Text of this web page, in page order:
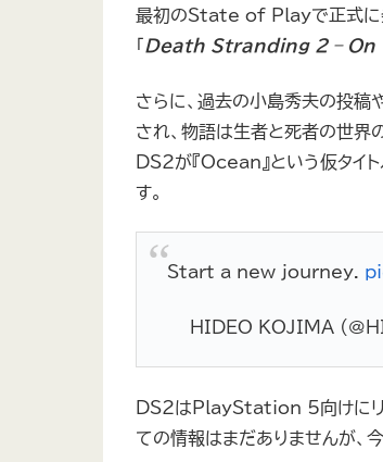
最初のState of Playで正式に発
「 Death Stranding 2 – On
さらに、過去の小島秀夫の投稿
され、物語は生者と死者の世界
DS2が『Ocean』という仮タイ
す。
Start a new journey.
— HIDEO_KOJIMA
DS2はPlayStation 5向けにリ
ての情報はまだありませんが、